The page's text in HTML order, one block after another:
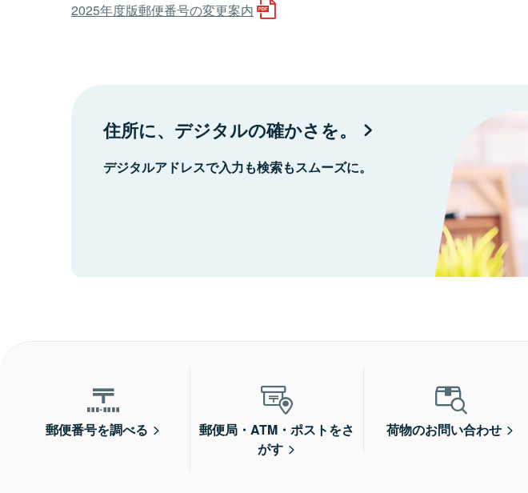
2025年度版郵便番号の変更案内
住所に、デジタルの確かさを。
デジタルアドレスで入力も検索もスムーズに。
郵便番号を調べる
郵便局・ATM・ポストをさ
がす
荷物のお問い合わせ